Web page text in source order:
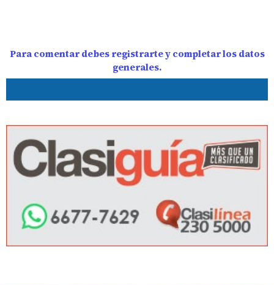
Para comentar debes registrarte y completar los datos
generales.